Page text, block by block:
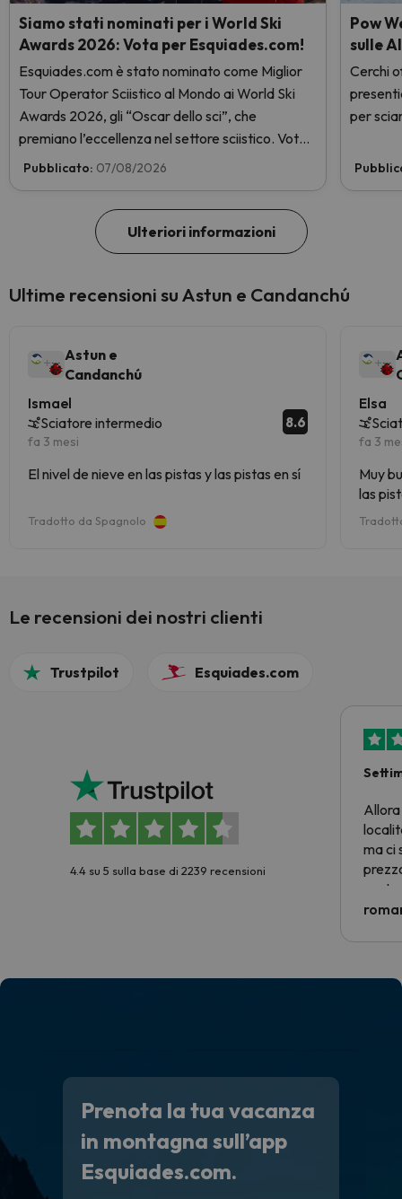
Siamo stati nominati per i World Ski
Awards 2026: Vota per Esquiades.com!
Esquiades.com è stato nominato come Miglior
Tour Operator Sciistico al Mondo ai World Ski
Awards 2026, gli “Oscar dello sci”, che
premiano l’eccellenza nel settore sciistico. Vota
subito e aiutaci a arrivare in cima!
Pubblicato: 07/08/2026
Pow
sulle
Cerchi
per
Ulteriori informazioni
Ultime recensioni su Astun e Candanchú
Astun e
Candanchú
Ismael
Sciatore intermedio
fa 3 mesi
8.6
El nivel de nieve en las pistas y las pistas en sí
Tradotto da Spagnolo
Elsa
fa 3
Muy buen
las
Le recensioni dei nostri clienti
Trustpilot Esquiades.com
4.4 su 5 sulla base di 2239 recensioni
Allora
ma ci
Prenota la tua vacanza
in montagna sull’app
Esquiades.com.